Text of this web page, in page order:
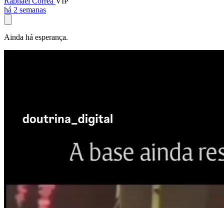
há 2 semanas
Ainda há esperança.